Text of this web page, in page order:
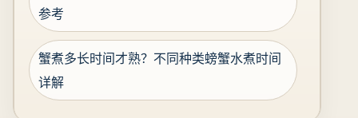
参考
蟹煮多长时间才熟？不同种类螃蟹水煮时间
详解